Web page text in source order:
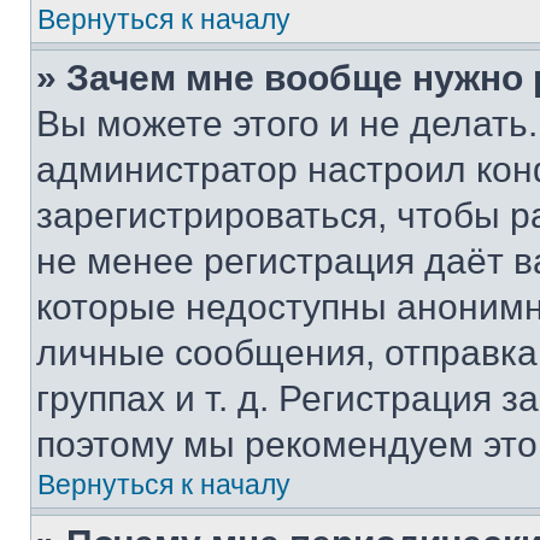
Вернуться к началу
» Зачем мне вообще нужно
Вы можете этого и не
администратор настроил
зарегистрироваться, чтобы
не менее регистрация даёт
которые недоступны
личные сообщения,
группах и т. д. Регистрация
поэтому мы рекомендуем
Вернуться к началу